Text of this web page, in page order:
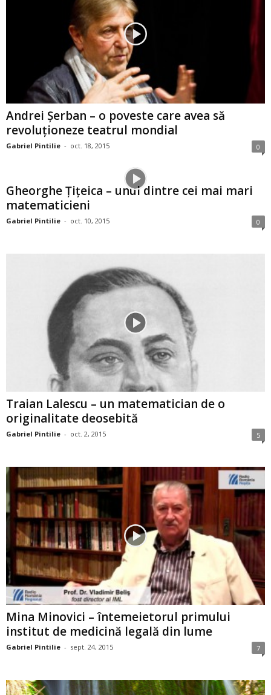
Andrei Șerban – o poveste care avea să
revoluţioneze teatrul mondial
Gabriel Pintilie - oct. 18, 2015 0
Gheorghe Ţiţeica – unul dintre cei mai mari
matematicieni
Gabriel Pintilie - oct. 10, 2015 0
Traian Lalescu – un matematician de o
originalitate deosebită
Gabriel Pintilie - oct. 2, 2015 5
Mina Minovici – întemeietorul primului
institut de medicină legală din lume
Gabriel Pintilie - sept. 24, 2015 7